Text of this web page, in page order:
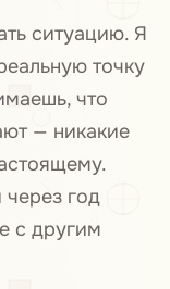
ситуацию. Я
точку
что
— никакие
год
с другим